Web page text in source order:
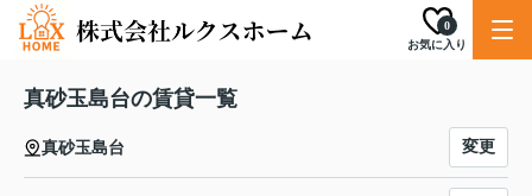
お気に入り
0
真砂玉島台の賃貸一覧
真砂玉島台 変更